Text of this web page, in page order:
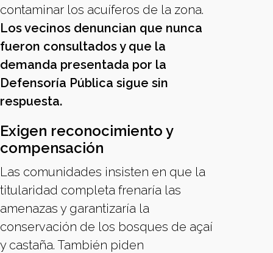
contaminar los acuíferos de la zona.
Los vecinos denuncian que nunca
fueron consultados y que la
demanda presentada por la
Defensoría Pública sigue sin
respuesta.
Exigen reconocimiento y
compensación
Las comunidades insisten en que la
titularidad completa frenaría las
amenazas y garantizaría la
conservación de los bosques de açaí
y castaña. También piden